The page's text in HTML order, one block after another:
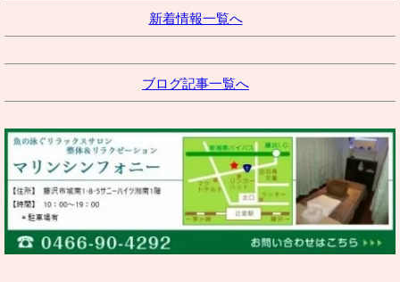
新着情報一覧へ
ブログ記事一覧へ